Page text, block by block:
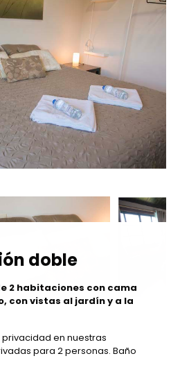
doble
2 habitaciones con cama
con vistas al jardín y a la
en nuestras
para 2 personas. Baño